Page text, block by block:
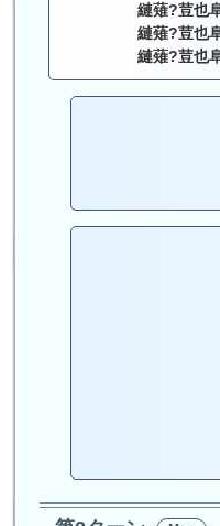
縺薙?荳也
縺薙?荳也
縺薙?荳也